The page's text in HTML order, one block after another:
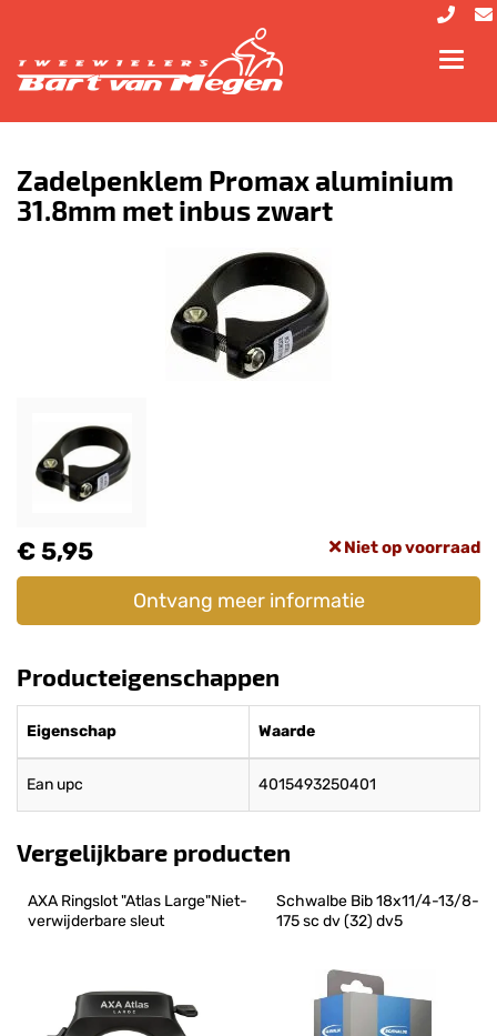
Zadelpenklem Promax aluminium
31.8mm met inbus zwart
€ 5,95 Niet op voorraad
Ontvang meer informatie
Producteigenschappen
Eigenschap Waarde
Ean upc 4015493250401
Vergelijkbare producten
AXA Ringslot "Atlas Large"Niet-
verwijderbare sleut
Schwalbe Bib 18x11/4-13/8-
175 sc dv (32) dv5